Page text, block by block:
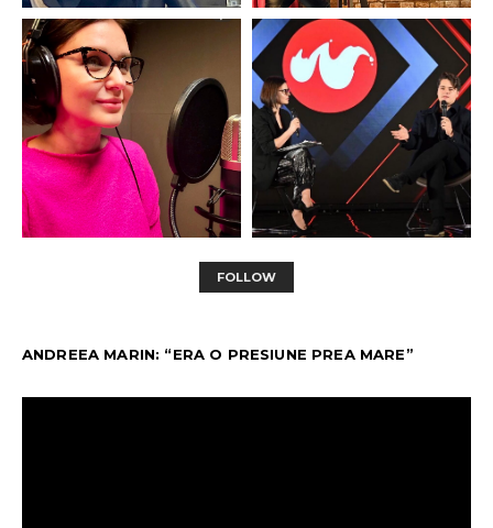
FOLLOW
ANDREEA MARIN: “ERA O PRESIUNE PREA MARE”